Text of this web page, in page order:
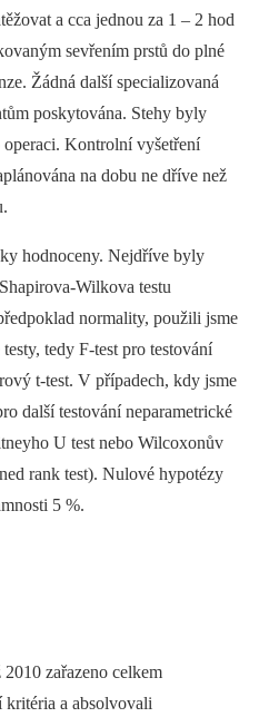
a cca jednou za 1 –⁠ 2 hod
sevřením prstů do plné
Žádná další specializovaná
poskytována. Stehy byly
Kontrolní vyšetření
na dobu ne dříve než
hodnoceny. Nejdříve byly
Wilkova testu
normality, použili jsme
tedy F-test pro testování
t-test. V případech, kdy jsme
další testování neparametrické
U test nebo Wilcoxonův
rank test). Nulové hypotézy
5 %.
zařazeno celkem
a absolvovali